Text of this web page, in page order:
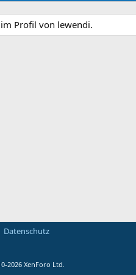
Profil von lewendi.
Datenschutz
2026 XenForo Ltd.